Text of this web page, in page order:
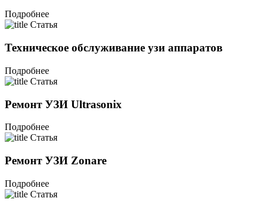
Подробнее
Статья
Техническое обслуживание узи аппаратов
Подробнее
Статья
Ремонт УЗИ Ultrasonix
Подробнее
Статья
Ремонт УЗИ Zonare
Подробнее
Статья